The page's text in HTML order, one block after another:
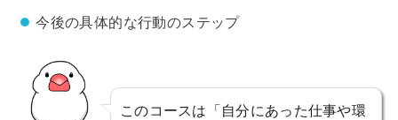
今後の具体的な行動のステップ
このコースは「自分にあった仕事や環